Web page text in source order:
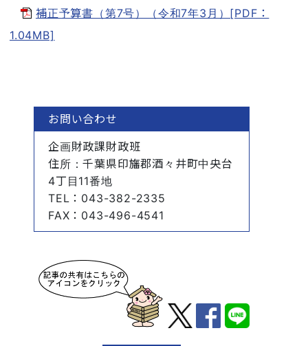
補正予算書（第7号）（令和7年3月）[PDF：
1.04MB]
お問い合わせ
企画財政課財政班
住所 ：千葉県印旛郡酒々井町中央台
4丁目11番地
TEL ：043-382-2335
FAX ：043-496-4541